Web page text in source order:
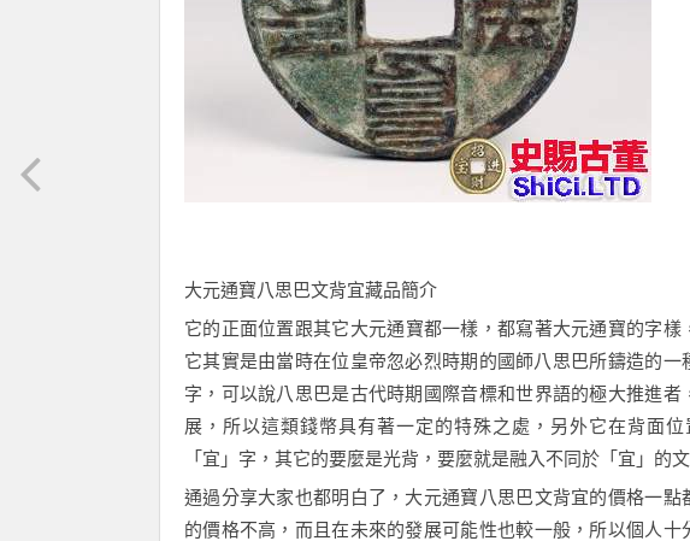
大元通寶八思巴文背宜藏品簡介
它的正面位置跟其它大元通寶都一樣， 都寫著大元通寶的字樣
它其實是由當時在位皇帝忽必烈時期的國師八思巴所鑄造的
字，可以說八思巴是古代時期國際音標和世界語的極大推進者
展，所以這類錢幣具有著一定的特殊之處，另外它在背面位
「 宜 」字 ，其它的要麼是光背，要麼就是融入 不同於 「宜」的
通過分享大家也都明白了， 大元通寶八思巴文背宜的價格一點
的價格不高，而且在未來的發展可能性也較一般，所以個人